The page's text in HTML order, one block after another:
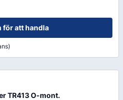
för att handla
TR413 O-mont.